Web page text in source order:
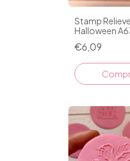
Stamp Relieve
Halloween
€6,09